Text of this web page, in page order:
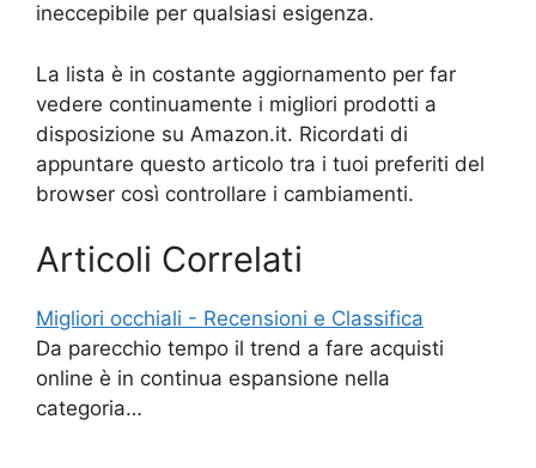
ineccepibile per qualsiasi esigenza.
La lista è in costante aggiornamento per far
vedere continuamente i migliori prodotti a
disposizione su Amazon.it. Ricordati di
appuntare questo articolo tra i tuoi preferiti del
browser così controllare i cambiamenti.
Articoli Correlati
Migliori occhiali - Recensioni e Classifica
Da parecchio tempo il trend a fare acquisti
online è in continua espansione nella
categoria…